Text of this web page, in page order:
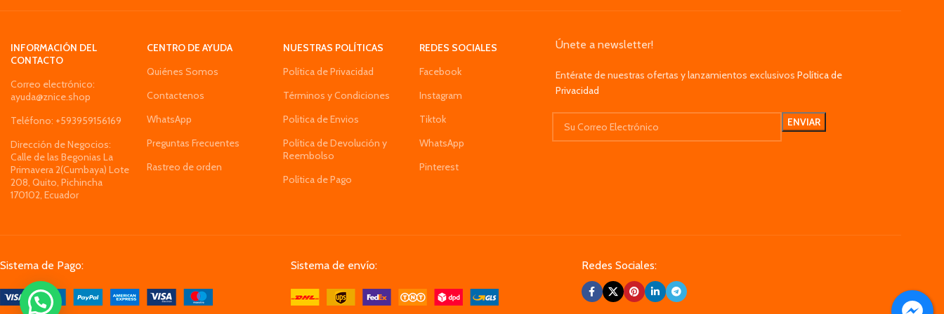
El voluminizador del secador de pelo
temperatura
sea fácil de llevar en cualquier lugar y fácil
de maniobrar
cercano
fabricado en abs de calidad y acero
INFORMACIÓN DEL
CONTACTO
Correo electrónico:
ayuda@znice.shop
Teléfono: +593959156169
Dirección de Negocios:
Calle de las Begonias La
Primavera 2(Cumbaya) Lote
208, Quito, Pichincha
170102, Ecuador
CENTRO DE AYUDA
Quiénes Somos
Contactenos
WhatsApp
Preguntas Frecuentes
Rastreo de orden
NUESTRAS POLÍTICAS
Política de Privacidad
Términos y Condiciones
Politica de Envios
Política de Devolución y
Reembolso
Política de Pago
REDES SOCIALES
Facebook
Instagram
Tiktok
WhatsApp
Pinterest
Únete a newsletter!
Entérate de nuestras ofertas y lanzamientos exclusivos Política de
Privacidad
Sistema de Pago: Sistema de envío: Redes Sociales: